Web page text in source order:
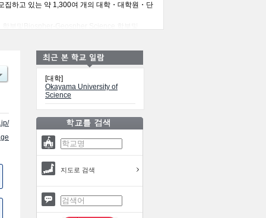
집하고 있는 약 1,300여 개의 대학・대학원・단
[대학]
Okayama University of
Science
지도로 검색